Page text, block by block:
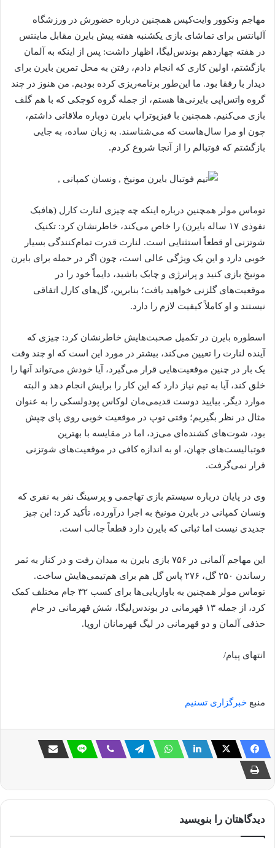
مهاجم ونکوور وایت‌کپس همچنین درباره حضورش در ورزشگاه
آلیانتس برای تماشای بازی یکشنبه هفته پیش بایرن مقابل ماینتس
در هفته چهاردهم بوندس‌لیگا، اظهار داشت: پس از اینکه به آلمان
بازگشتم، اولین کاری که انجام دادم، رفتن به محل تمرین بایرن برای
دیدار با رفقا بود. ما این‌طور برنامه‌ریزی کرده بودیم. من هنوز در چند
گروه واتس‌اپی بایرنی‌ها هستم، از جمله گروه کوچکی که با هم گلف
بازی می‌کنیم. همچنین با فیزیوتراپ بایرن دوباره ملاقاتی داشتم،
چون او مرا سال‌هاست که می‌شناسند. به زبان ساده، به جایی
بازگشتم که فوتبالم را از آنجا شروع کردم.
توماس مولر همچنین درباره اینکه چه چیزی لنارت کارل (هافبک
نفوذی ۱۷ ساله بایرن) را خاص می‌کند، خاطرنشان کرد: تکنیک
شوتزنی او قطعاً استثنایی است. لنارت قدرت تمام‌کنندگی بسیار
خوبی دارد و این یک ویژگی عالی است، چون اگر در حمله برای بایرن
مونیخ بازی کنید و پرانرژی و چابک باشید، دایماً خود را در
موقعیت‌های گلزنی خواهید یافت؛ بنابرین، گل‌های کارل اتفاقی
نیستند و او کاملاً کیفیت لازم را دارد.
اسطوره بایرن در تکمیل صحبت‌هایش خاطرنشان کرد: چیزی که
آینده لنارت را تعیین می‌کند، بیشتر در مورد این است که او چند وقت
یک بار در چنین موقعیت‌هایی قرار می‌گیرد، آیا خودش می‌تواند آنها را
خلق کند، آیا به تیم نیاز دارد که این کار را برایش انجام دهد و البته
موارد دیگر. بیایید دوست قدیمی‌مان لوکاس پودولسکی را به عنوان
مثال در نظر بگیریم؛ وقتی توپ در موقعیت خوبی روی پای چپش
بود، شوت‌های کشنده‌ای می‌زد، اما در مقایسه با بهترین
فوتبالیست‌های جهان، او به اندازه کافی در موقعیت‌های شوتزنی
قرار نمی‌گرفت.
وی در پایان درباره سیستم بازی تهاجمی و پرسینگ نفر به نفری که
ونسان کمپانی در بایرن مونیخ به اجرا درآورده، تأکید کرد: این چیز
جدیدی نیست اما ثباتی که بایرن دارد قطعاً جالب است.
این مهاجم آلمانی در ۷۵۶ بازی بایرن به میدان رفت و در کنار به ثمر
رساندن ۲۵۰ گل، ۲۷۶ پاس گل هم برای هم‌تیمی‌هایش ساخت.
توماس مولر همچنین به باواریایی‌ها برای کسب ۳۲ جام مختلف کمک
کرد، از جمله ۱۳ قهرمانی در بوندس‌لیگا، شش قهرمانی در جام
حذفی آلمان و دو قهرمانی در لیگ قهرمانان اروپا.
انتهای پیام/
منبع خبرگزاری تسنیم
دیدگاهتان را بنویسید